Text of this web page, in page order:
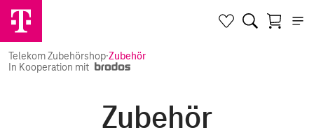
Telekom Zubehörshop·Zubehör
In Kooperation mit
Zubehör